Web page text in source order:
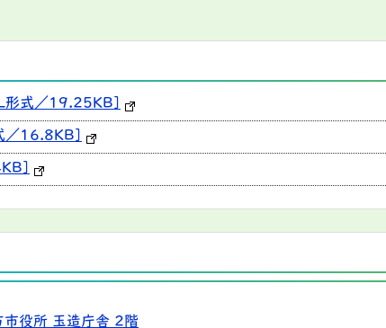
形式／19.25KB]
／16.8KB]
市役所 玉造庁舎 2階